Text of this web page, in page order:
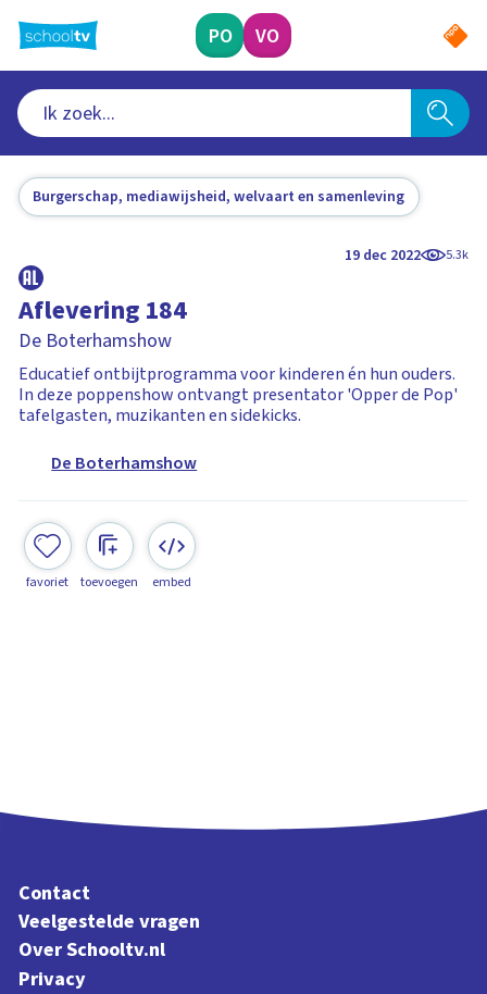
naar
hoofdinhoud
PO VO
Burgerschap, mediawijsheid, welvaart en samenleving
19 dec 2022 5.3k
Aflevering 184
De Boterhamshow
Educatief ontbijtprogramma voor kinderen én hun ouders.
In deze poppenshow ontvangt presentator 'Opper de Pop'
tafelgasten, muzikanten en sidekicks.
De Boterhamshow
favoriet toevoegen embed
Contact
Veelgestelde vragen
Over Schooltv.nl
Privacy